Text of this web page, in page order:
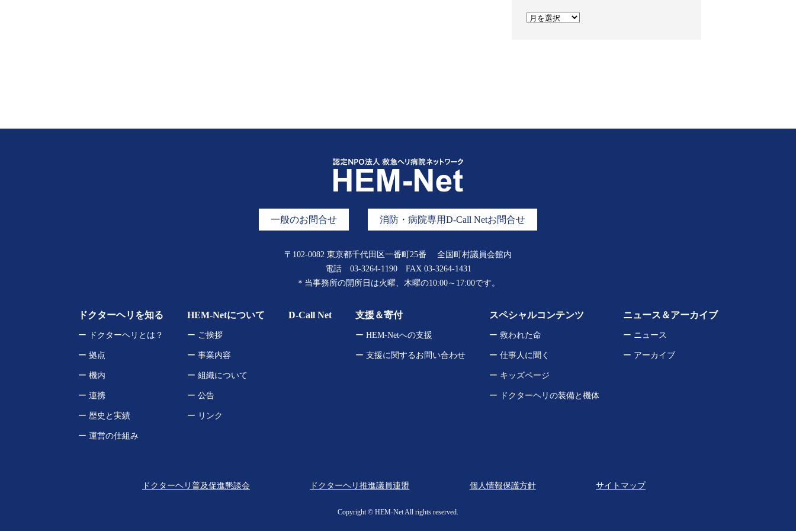
一般のお問合せ 消防・病院専用D-Call Netお問合せ
〒102-0082 東京都千代田区一番町25番
全国町村議員会館内
電話 03-3264-1190
FAX 03-3264-1431
＊当事務所の開所日は火曜、木曜の10:00～17:00です。
ドクターヘリを知る
ー ドクターヘリとは？
ー 拠点
ー 機内
ー 連携
ー 歴史と実績
ー 運営の仕組み
HEM-Netについて
ー ご挨拶
ー 事業内容
ー 組織について
ー 公告
ー リンク
D-Call Net 支援＆寄付
ー HEM-Netへの支援
ー 支援に関するお問い合わせ
スペシャルコンテンツ
ー 救われた命
ー 仕事人に聞く
ー キッズページ
ー ドクターヘリの装備と機体
ニュース＆アーカイブ
ー ニュース
ー アーカイブ
ドクターヘリ普及促進懇談会 ドクターヘリ推進議員連盟 個人情報保護方針 サイトマップ
Copyright ©︎ HEM-Net All rights reserved.